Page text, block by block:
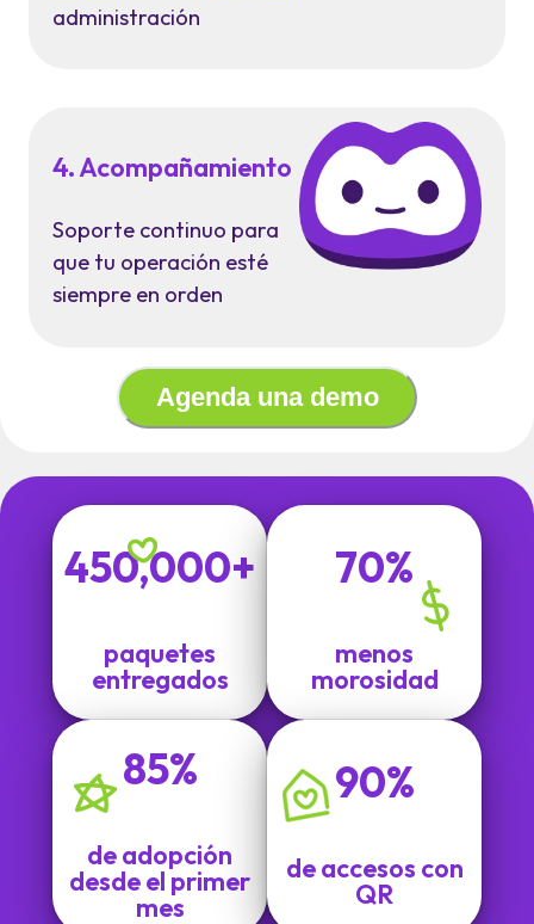
administración
4. Acompañamiento
Soporte continuo para
que tu operación esté
siempre en orden
Agenda una demo
450,000+
paquetes
entregados
70%
menos
morosidad
85%
de adopción
desde el primer
mes
90%
de accesos con
QR